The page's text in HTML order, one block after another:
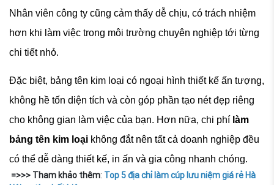
Nhân viên công ty cũng cảm thấy dễ chịu, có trách nhiệm
hơn khi làm việc trong môi trường chuyên nghiệp tới từng
chi tiết nhỏ.
Đặc biệt, bảng tên kim loại có ngoại hình thiết kế ấn tượng,
không hề tốn diện tích và còn góp phần tạo nét đẹp riêng
cho không gian làm việc của bạn. Hơn nữa, chi phí làm
bảng tên kim loại không đắt nên tất cả doanh nghiệp đều
có thể dễ dàng thiết kế, in ấn và gia công nhanh chóng.
=>>> Tham khảo thêm: Top 5 địa chỉ làm cúp lưu niệm giá rẻ Hà